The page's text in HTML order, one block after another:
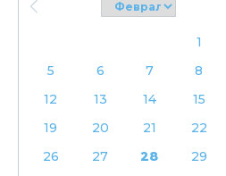
1
5
6 7 8
12
13 14 15
19
20 21 22
26
27 28 29